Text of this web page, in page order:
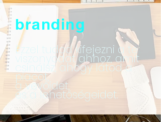
branding
Ezzel tudod kifejezni a te
viszonyodat ahhoz, amit
csinálsz, ahogy látod a
piacot,
a vevőidet,
és a lehetőségeidet.